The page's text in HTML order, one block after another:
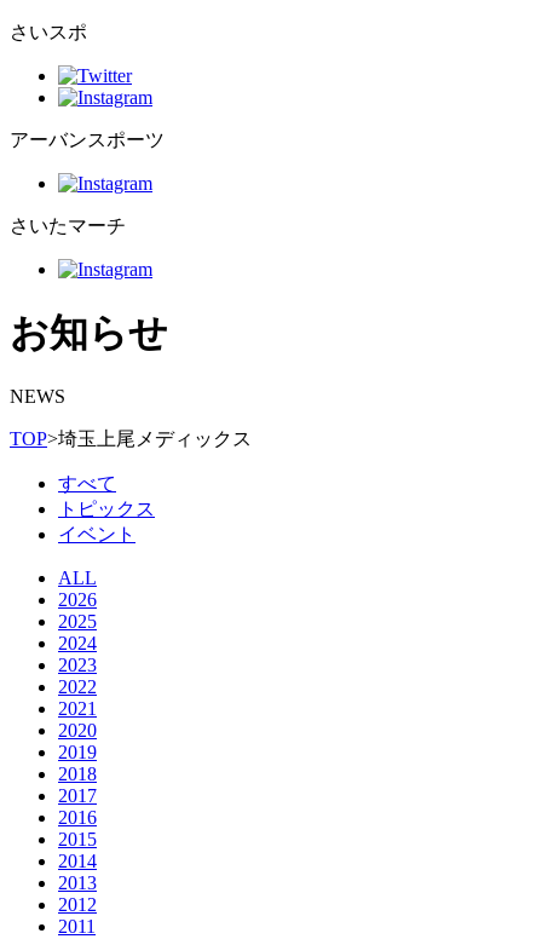
さいスポ
アーバンスポーツ
さいたマーチ
お知らせ
NEWS
TOP>埼玉上尾メディックス
すべて
トピックス
イベント
ALL
2026
2025
2024
2023
2022
2021
2020
2019
2018
2017
2016
2015
2014
2013
2012
2011